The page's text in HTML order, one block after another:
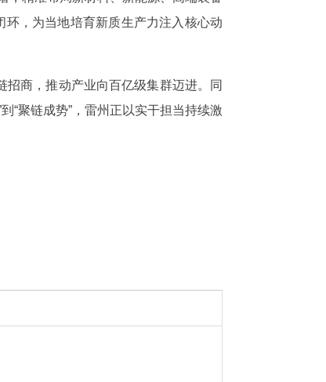
，为当地培育新质生产力注入核心动
商，推动产业向百亿级集群迈进。同
“聚链成势”，雷州正以实干担当持续激